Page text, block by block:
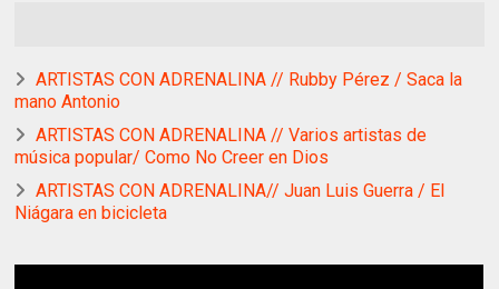
ARTISTAS CON ADRENALINA // Rubby Pérez / Saca la
mano Antonio
ARTISTAS CON ADRENALINA // Varios artistas de
música popular/ Como No Creer en Dios
ARTISTAS CON ADRENALINA// Juan Luis Guerra / El
Niágara en bicicleta